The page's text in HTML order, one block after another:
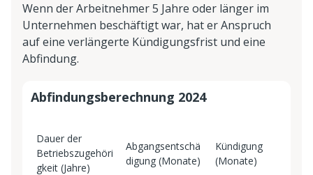
Wenn der Arbeitnehmer 5 Jahre oder länger im
Unternehmen beschäftigt war, hat er Anspruch
auf eine verlängerte Kündigungsfrist und eine
Abfindung.
Abfindungsberechnung 2024
Dauer der
Betriebszugehöri
gkeit (Jahre)
Abgangsentschä
digung (Monate)
Kündigung
(Monate)